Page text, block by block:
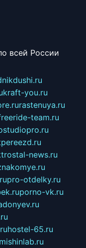
всей России
kraft-you.ru
rastenuya.ru
team.ru
news.ru
pro-otdelky.ru
porno-vk.ru
hostel-65.ru
mishinlab.ru